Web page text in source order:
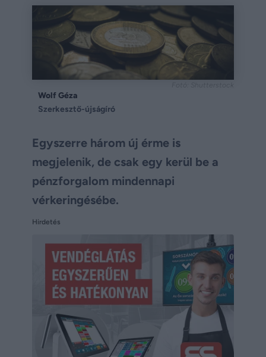
Wolf Géza
Szerkesztő-újságíró
Egyszerre három új érme is
megjelenik, de csak egy kerül be a
pénzforgalom mindennapi
vérkeringésébe.
Hirdetés